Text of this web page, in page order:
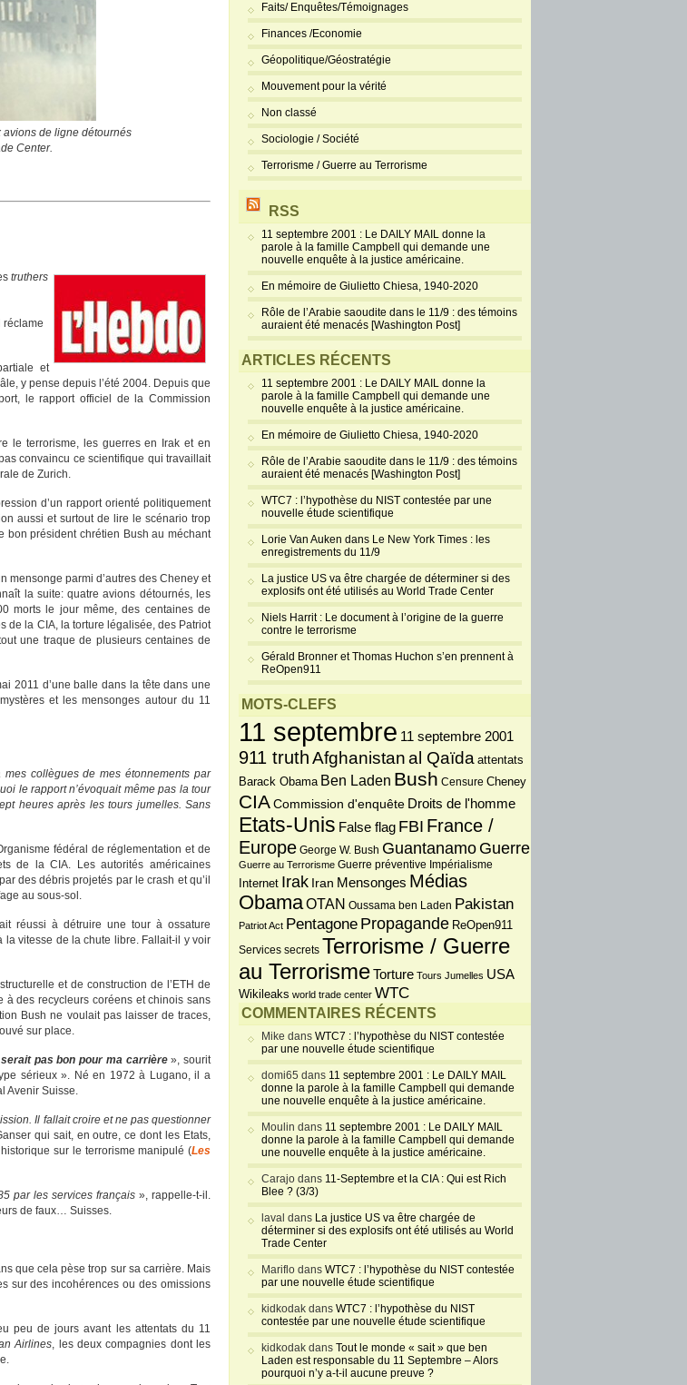
avions de ligne détournés
Center.
truthers
réclame
et
y pense depuis l’été 2004. Depuis que
le rapport officiel de la Commission
le terrorisme, les guerres en Irak et en
convaincu ce scientifique qui travaillait
de Zurich.
d’un rapport orienté politiquement
aussi et surtout de lire le scénario trop
bon président chrétien Bush au méchant
mensonge parmi d’autres des Cheney et
la suite: quatre avions détournés, les
morts le jour même, des centaines de
de la CIA, la torture légalisée, des Patriot
une traque de plusieurs centaines de
2011 d’une balle dans la tête dans une
et les mensonges autour du 11
collègues de mes étonnements par
le rapport n’évoquait même pas la tour
heures après les tours jumelles. Sans
fédéral de réglementation et de
de la CIA. Les autorités américaines
des débris projetés par le crash et qu’il
au sous-sol.
réussi à détruire une tour à ossature
vitesse de la chute libre. Fallait-il y voir
et de construction de l’ETH de
à des recycleurs coréens et chinois sans
Bush ne voulait pas laisser de traces,
sur place.
pas bon pour ma carrière», sourit
sérieux ». Né en 1972 à Lugano, il a
Avenir Suisse.
Il fallait croire et ne pas questionner
qui sait, en outre, ce dont les Etats,
sur le terrorisme manipulé (Les
par les services français », rappelle-t-il.
de faux… Suisses.
que cela pèse trop sur sa carrière. Mais
sur des incohérences ou des omissions
peu de jours avant les attentats du 11
Airlines, les deux compagnies dont les
Faits/ Enquêtes/Témoignages
Finances /Economie
Géopolitique/Géostratégie
Mouvement pour la vérité
Non classé
Sociologie / Société
Terrorisme / Guerre au Terrorisme
RSS
11 septembre 2001 : Le DAILY MAIL donne la
parole à la famille Campbell qui demande une
nouvelle enquête à la justice américaine.
En mémoire de Giulietto Chiesa, 1940-2020
Rôle de l’Arabie saoudite dans le 11/9 : des témoins
auraient été menacés [Washington Post]
ARTICLES RÉCENTS
11 septembre 2001 : Le DAILY MAIL donne la
parole à la famille Campbell qui demande une
nouvelle enquête à la justice américaine.
En mémoire de Giulietto Chiesa, 1940-2020
Rôle de l’Arabie saoudite dans le 11/9 : des témoins
auraient été menacés [Washington Post]
WTC7 : l’hypothèse du NIST contestée par une
nouvelle étude scientifique
Lorie Van Auken dans Le New York Times : les
enregistrements du 11/9
La justice US va être chargée de déterminer si des
explosifs ont été utilisés au World Trade Center
Niels Harrit : Le document à l’origine de la guerre
contre le terrorisme
Gérald Bronner et Thomas Huchon s’en prennent à
ReOpen911
MOTS-CLEFS
11 septembre 11 septembre 2001
911 truthAfghanistanal Qaïda attentats
Barack Obama Ben Laden Bush Censure Cheney
CIA Commission d'enquête Droits de l'homme
Etats-Unis False flag FBI France /
Europe George W. Bush Guantanamo Guerre
Guerre au Terrorisme Guerre préventive Impérialisme
Internet Irak Iran Mensonges Médias
ObamaOTAN Oussama ben Laden Pakistan
Patriot Act Pentagone Propagande ReOpen911
Services secrets Terrorisme / Guerre
au TerrorismeTorture Tours Jumelles USA
Wikileaks world trade center WTC
COMMENTAIRES RÉCENTS
Mike dans WTC7 : l’hypothèse du NIST contestée
par une nouvelle étude scientifique
domi65 dans 11 septembre 2001 : Le DAILY MAIL
donne la parole à la famille Campbell qui demande
une nouvelle enquête à la justice américaine.
Moulin dans 11 septembre 2001 : Le DAILY MAIL
donne la parole à la famille Campbell qui demande
une nouvelle enquête à la justice américaine.
Carajo dans 11-Septembre et la CIA : Qui est Rich
Blee ? (3/3)
laval dans La justice US va être chargée de
déterminer si des explosifs ont été utilisés au World
Trade Center
Mariflo dans WTC7 : l’hypothèse du NIST contestée
par une nouvelle étude scientifique
kidkodak dans WTC7 : l’hypothèse du NIST
contestée par une nouvelle étude scientifique
kidkodak dans Tout le monde « sait » que ben
Laden est responsable du 11 Septembre – Alors
pourquoi n’y a-t-il aucune preuve ?